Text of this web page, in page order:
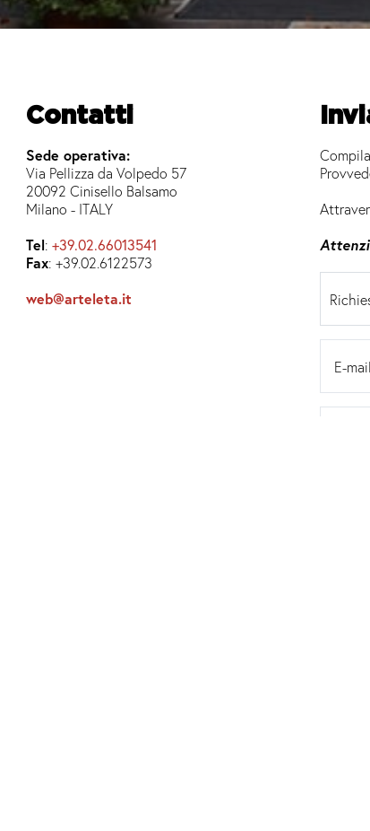
Contatti
Sede operativa:
Via Pellizza da Volpedo 57
20092 Cinisello Balsamo
Milano - ITALY
Tel: +39.02.66013541
Fax: +39.02.6122573
web@arteleta.it
E-